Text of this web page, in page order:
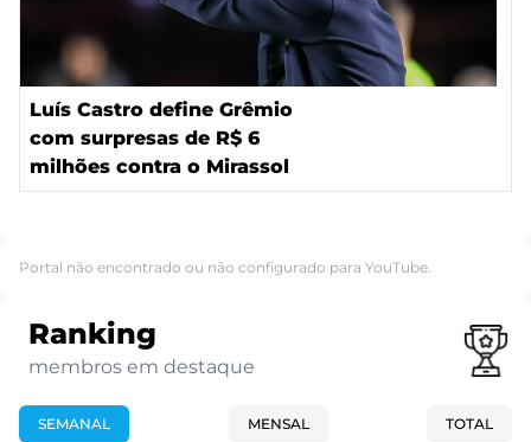
Luís Castro define Grêmio
com surpresas de R$ 6
milhões contra o Mirassol
Portal não encontrado ou não configurado para YouTube.
Ranking
membros em destaque
SEMANAL MENSAL TOTAL